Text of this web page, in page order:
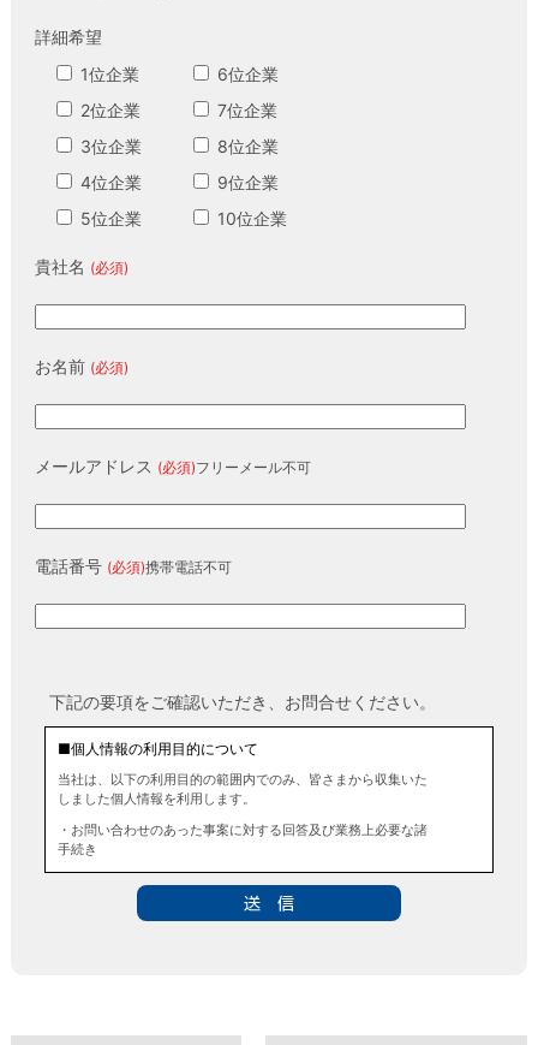
詳細希望
1位企業
2位企業
3位企業
4位企業
5位企業
6位企業
7位企業
8位企業
9位企業
10位企業
貴社名 (必須)
お名前 (必須)
メールアドレス (必須)フリーメール不可
電話番号 (必須)携帯電話不可
下記の要項をご確認いただき、お問合せください。
■個人情報の利用目的について
当社は、以下の利用目的の範囲内でのみ、皆さまから収集いた
しました個人情報を利用します。
・お問い合わせのあった事案に対する回答及び業務上必要な諸
手続き
■個人情報の第三者提供について
■ 個人情報提供の任意性及び留意点